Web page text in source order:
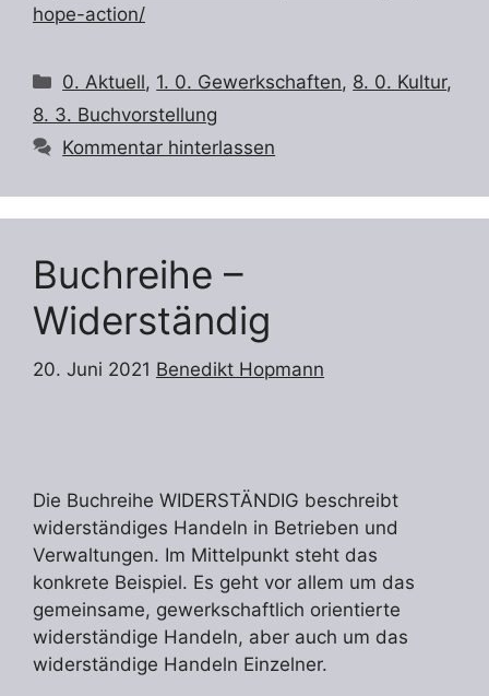
hope-action/
Kategorien
0. Aktuell, 1. 0. Gewerkschaften, 8. 0. Kultur,
8. 3. Buchvorstellung
Kommentar hinterlassen
Buchreihe –
Widerständig
20. Juni 2021 Benedikt Hopmann
Die Buchreihe WIDERSTÄNDIG beschreibt
widerständiges Handeln in Betrieben und
Verwaltungen. Im Mittelpunkt steht das
konkrete Beispiel. Es geht vor allem um das
gemeinsame, gewerkschaftlich orientierte
widerständige Handeln, aber auch um das
widerständige Handeln Einzelner.